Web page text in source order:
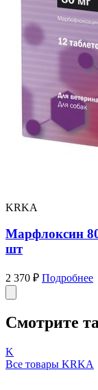
KRKA
Марфлоксин
шт
2 370 ₽ Подробнее
Смотрите
K
Все товары KRKA